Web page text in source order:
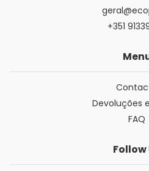
+351
Devoluções
FAQ
Follow